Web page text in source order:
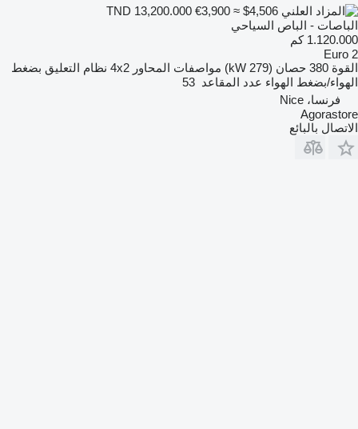
€3,900 ≈ $4,506
الباصات - الباص السياحي
1.120.000 كم
Euro 2
القوة 380 حصان (279 kW) مواصفات المحاور 4x2 نظام التعليق بضغط
الهواء/بضغط الهواء عدد المقاعد 53
فرنسا، Nice
Agorastore
الاتصال بالبائع